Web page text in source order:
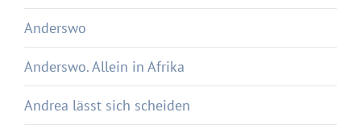
Anderswo
Anderswo. Allein in Afrika
Andrea lässt sich scheiden